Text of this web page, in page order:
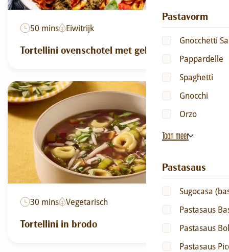
Pastavorm
Gnocchetti
Pappardelle
Spaghetti
Gnocchi
Orzo
Toon meer
Pastasaus
Sugocasa
Pastasaus
Pastasaus
Pastasaus
50 mins Eiwitrijk
Tortellini ovenschotel met gehakt
30 mins Vegetarisch
Tortellini in brodo